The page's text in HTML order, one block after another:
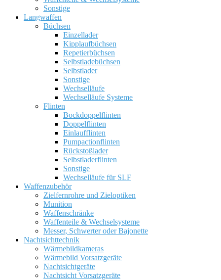
Sonstige
Langwaffen
Büchsen
Einzellader
Kipplaufbüchsen
Repetierbüchsen
Selbstladebüchsen
Selbstlader
Sonstige
Wechselläufe
Wechselläufe Systeme
Flinten
Bockdoppelflinten
Doppelflinten
Einlaufflinten
Pumpactionflinten
Rückstoßlader
Selbstladerflinten
Sonstige
Wechselläufe für SLF
Waffenzubehör
Zielfernrohre und Zieloptiken
Munition
Waffenschränke
Waffenteile & Wechselsysteme
Messer, Schwerter oder Bajonette
Nachtsichttechnik
Wärmebildkameras
Wärmebild Vorsatzgeräte
Nachtsichtgeräte
Nachtsicht Vorsatzgeräte